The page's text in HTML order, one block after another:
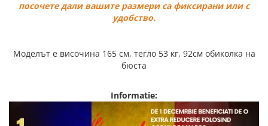
посочете дали вашите размери са фиксирани или с
удобство.
Моделът е височина 165 см, тегло 53 кг, 92см обиколка на
бюста
Informatie: